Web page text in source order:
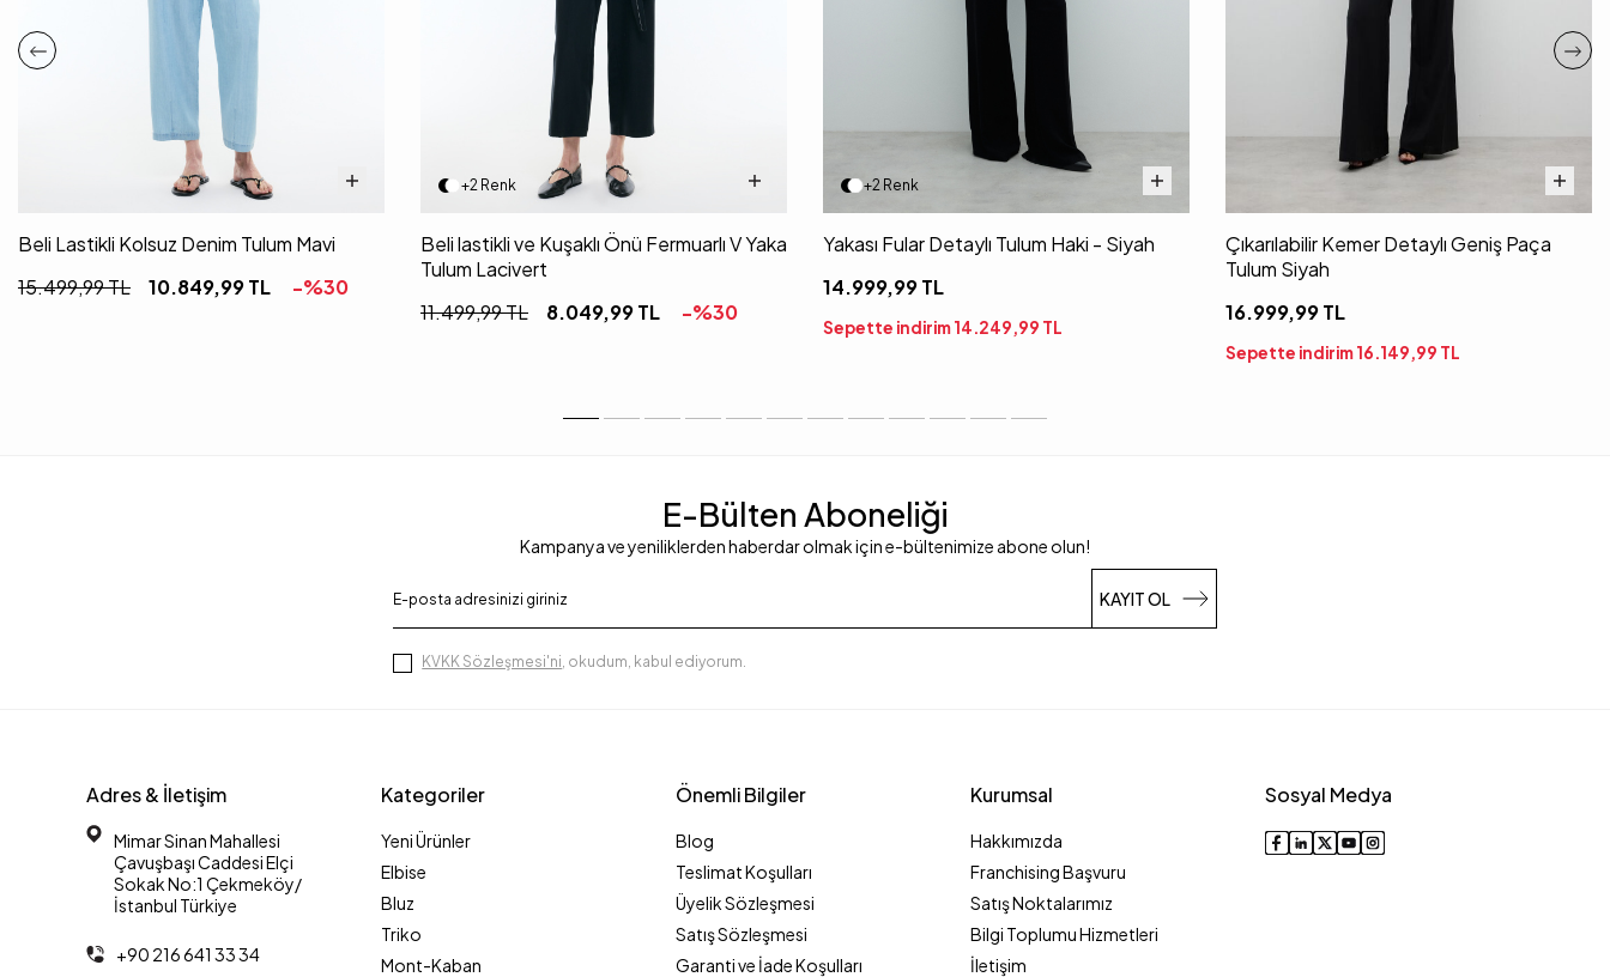
Beli Lastikli Kolsuz Denim Tulum Mavi
15.499,99TL 10.849,99TL -%30
+2 Renk
Beli lastikli ve Kuşaklı Önü Fermuarlı V Yaka
Tulum Lacivert
11.499,99TL 8.049,99TL -%30
+2 Renk
Yakası Fular Detaylı Tulum Haki - Siyah
14.999,99TL
Sepette indirim14.249,99 TL
Çıkarılabilir Kemer Detaylı Geniş Paça
Tulum Siyah
16.999,99TL
Sepette indirim16.149,99 TL
E-Bülten Aboneliği
Kampanya ve yeniliklerden haberdar olmak için e-bültenimize abone olun!
KAYIT OL
KVKK Sözleşmesi'ni, okudum, kabul ediyorum.
Adres & İletişim
Mimar Sinan Mahallesi
Çavuşbaşı Caddesi Elçi
Sokak No:1 Çekmeköy/
İstanbul Türkiye
+90 216 641 33 34
Kategoriler
Yeni Ürünler
Elbise
Bluz
Triko
Mont-Kaban
Önemli Bilgiler
Blog
Teslimat Koşulları
Üyelik Sözleşmesi
Satış Sözleşmesi
Garanti ve İade Koşulları
Kurumsal
Hakkımızda
Franchising Başvuru
Satış Noktalarımız
Bilgi Toplumu Hizmetleri
İletişim
Sosyal Medya